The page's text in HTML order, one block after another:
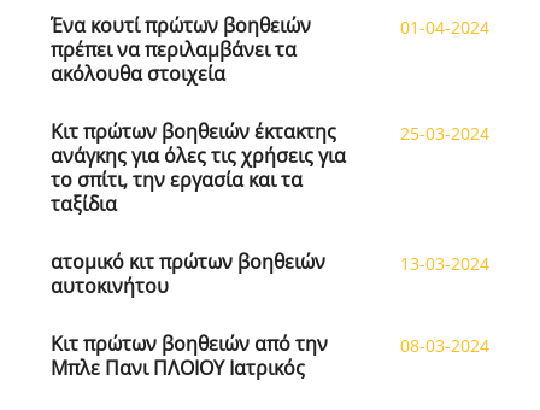
Ένα κουτί πρώτων βοηθειών
πρέπει να περιλαμβάνει τα
ακόλουθα στοιχεία
01-04-2024
Κιτ πρώτων βοηθειών έκτακτης
ανάγκης για όλες τις χρήσεις για
το σπίτι, την εργασία και τα
ταξίδια
25-03-2024
ατομικό κιτ πρώτων βοηθειών
αυτοκινήτου
13-03-2024
Κιτ πρώτων βοηθειών από την
Μπλε Πανι ΠΛΟΙΟΥ Ιατρικός
08-03-2024